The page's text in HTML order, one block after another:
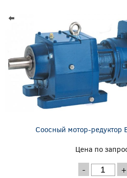
Соосный мотор-редуктор
Цена по
- +